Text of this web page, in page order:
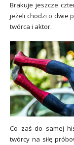
Brakuje jeszcze
jeżeli chodzi o dwie
twórca i aktor.
Co zaś do samej
twórcy na siłę